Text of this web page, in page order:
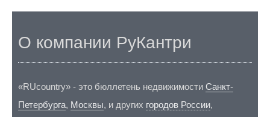
О компании РуКантри
«RUcountry» - это бюллетень недвижимости Санкт-
Петербурга, Москвы, и других городов России,